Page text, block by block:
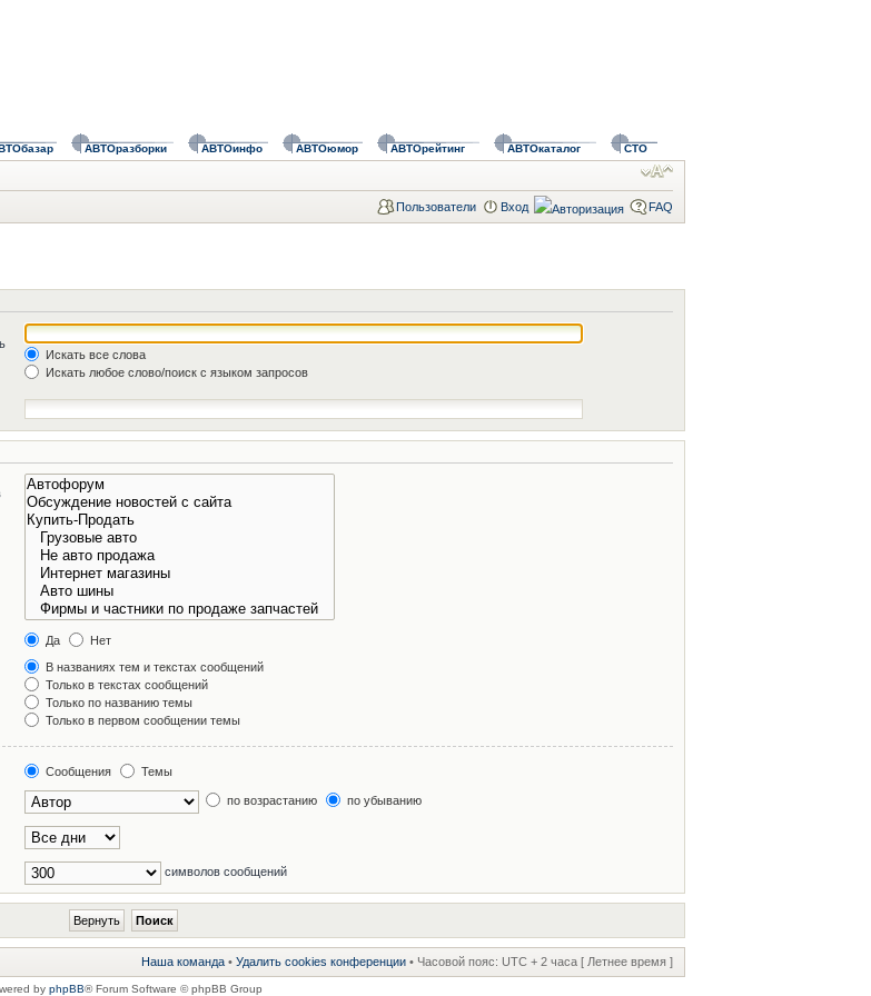
АВТОразборки АВТОинфо АВТОюмор АВТОрейтинг АВТОкаталог СТО
Пользователи Вход FAQ
Искать все слова
Искать любое слово/поиск с языком запросов
Да
Нет
В названиях тем и текстах сообщений
Только в текстах сообщений
Только по названию темы
Только в первом сообщении темы
Сообщения
Темы
по возрастанию по убыванию
символов сообщений
Наша команда • Удалить cookies конференции • Часовой пояс: UTC + 2 часа [ Летнее время ]
by phpBB® Forum Software © phpBB Group